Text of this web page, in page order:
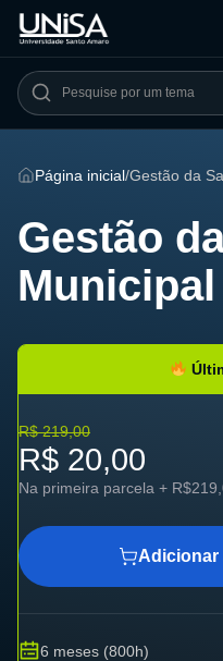
Página inicial/Gestão da
Gestão
Municipal
R$ 219,00
R$ 20,00
Na primeira parcela +
Adicionar
6 meses (800h)